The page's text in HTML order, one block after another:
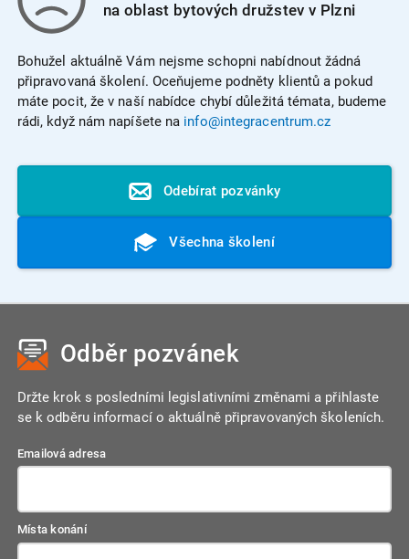
na oblast bytových družstev v Plzni
Bohužel aktuálně Vám nejsme schopni nabídnout žádná
připravovaná školení. Oceňujeme podněty klientů a pokud
máte pocit, že v naší nabídce chybí důležitá témata, budeme
rádi, když nám napíšete na info@integracentrum.cz
Odebírat pozvánky
Všechna školení
Odběr pozvánek
Držte krok s posledními legislativními změnami a přihlaste
se k odběru informací o aktuálně připravovaných školeních.
Emailová adresa
Místa konání